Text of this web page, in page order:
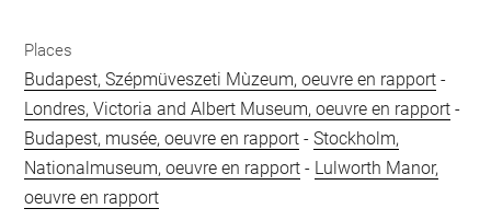
Places
Budapest, Szépmüveszeti Mùzeum, oeuvre en rapport -
Londres, Victoria and Albert Museum, oeuvre en rapport -
Budapest, musée, oeuvre en rapport -Stockholm,
Nationalmuseum, oeuvre en rapport - Lulworth Manor,
oeuvre en rapport